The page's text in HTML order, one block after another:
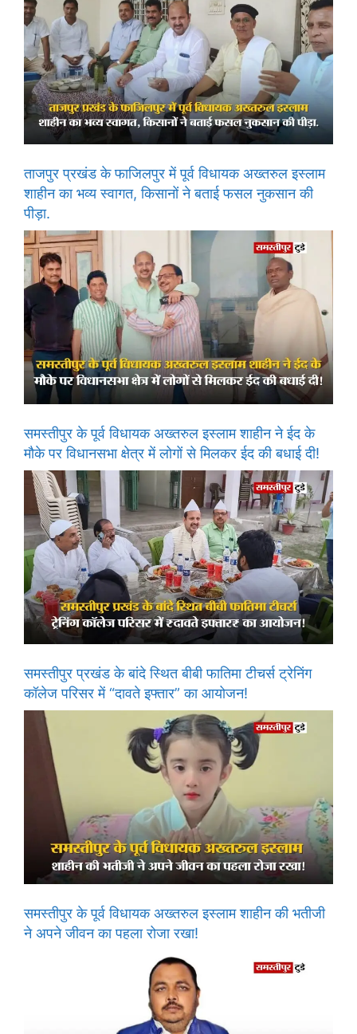
ताजपुर प्रखंड के फाजिलपुर में पूर्व विधायक अख्तरुल इस्लाम
शाहीन का भव्य स्वागत, किसानों ने बताई फसल नुकसान की
पीड़ा.
समस्तीपुर के पूर्व विधायक अख्तरुल इस्लाम शाहीन ने ईद के
मौके पर विधानसभा क्षेत्र में लोगों से मिलकर ईद की बधाई दी!
समस्तीपुर प्रखंड के बांदे स्थित बीबी फातिमा टीचर्स ट्रेनिंग
कॉलेज परिसर में “दावते इफ्तार” का आयोजन!
समस्तीपुर के पूर्व विधायक अख्तरुल इस्लाम शाहीन की भतीजी
ने अपने जीवन का पहला रोजा रखा!